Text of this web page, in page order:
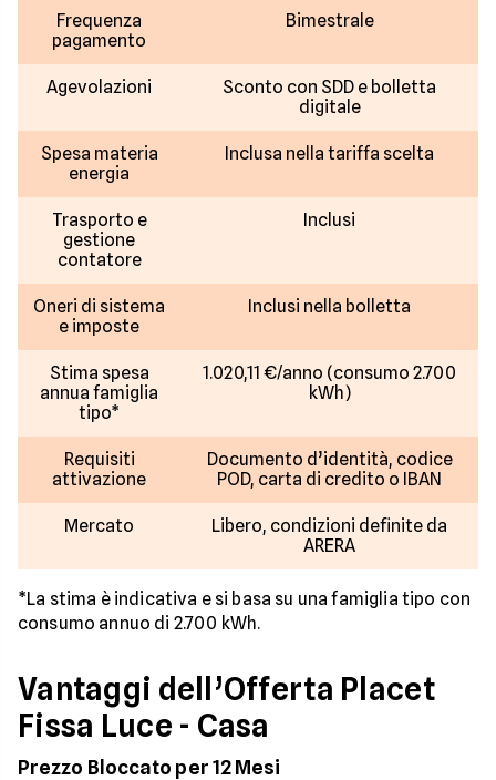
Frequenza
pagamento
Bimestrale
Agevolazioni
Sconto con SDD e bolletta
digitale
Spesa materia
energia
Inclusa nella tariffa scelta
Trasporto e
gestione
contatore
Inclusi
Oneri di sistema
e imposte
Inclusi nella bolletta
Stima spesa
annua famiglia
tipo*
1.020,11 €/anno (consumo 2.700
kWh)
Requisiti
attivazione
Documento d’identità, codice
POD, carta di credito o IBAN
Mercato
Libero, condizioni definite da
ARERA
*La stima è indicativa e si basa su una famiglia tipo con
consumo annuo di 2.700 kWh.
Vantaggi dell’Offerta Placet
Fissa Luce - Casa
Prezzo Bloccato per 12 Mesi